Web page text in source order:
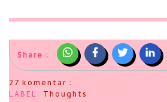
Share :
27 komentar :
LABEL: Thoughts